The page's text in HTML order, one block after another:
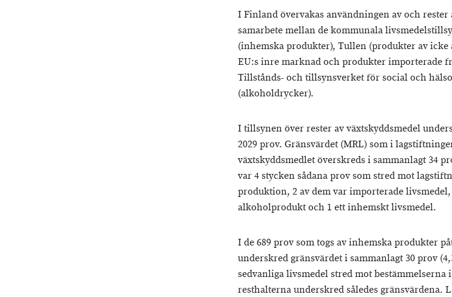
I Finland övervakas användningen av och rester
samarbete mellan de kommunala
(inhemska produkter), Tullen (produkter av
EU:s inre marknad och produkter importerade
Tillstånds- och tillsynsverket för social och
(alkoholdrycker).
I tillsynen över rester av växtskyddsmedel
2029 prov. Gränsvärdet (MRL) som i
växtskyddsmedlet överskreds i sammanlagt 34
var 4 stycken sådana prov som stred mot
produktion, 2 av dem var importerade
alkoholprodukt och 1 ett inhemskt livsmedel.
I de 689 prov som togs av inhemska produkter
underskred gränsvärdet i sammanlagt 30 prov
sedvanliga livsmedel stred mot bestämmelserna
resthalterna underskred således gränsvärdena.